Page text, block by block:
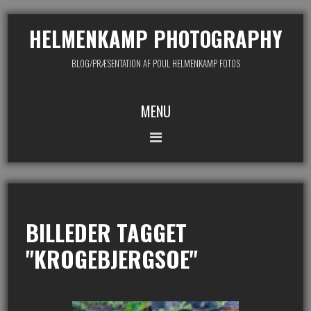
HELMENKAMP PHOTOGRAPHY
BLOG/PRÆSENTATION AF POUL HELMENKAMP FOTOS
MENU
BILLEDER TAGGET
"KROGEBJERGSOE"